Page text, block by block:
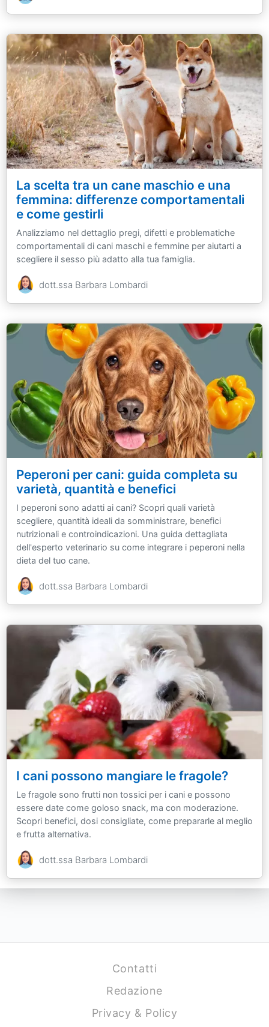
La scelta tra un cane maschio e una
femmina: differenze comportamentali
e come gestirli
Analizziamo nel dettaglio pregi, difetti e problematiche
comportamentali di cani maschi e femmine per aiutarti a
scegliere il sesso più adatto alla tua famiglia.
dott.ssa Barbara Lombardi
Peperoni per cani: guida completa su
varietà, quantità e benefici
I peperoni sono adatti ai cani? Scopri quali varietà
scegliere, quantità ideali da somministrare, benefici
nutrizionali e controindicazioni. Una guida dettagliata
dell'esperto veterinario su come integrare i peperoni nella
dieta del tuo cane.
dott.ssa Barbara Lombardi
I cani possono mangiare le fragole?
Le fragole sono frutti non tossici per i cani e possono
essere date come goloso snack, ma con moderazione.
Scopri benefici, dosi consigliate, come prepararle al meglio
e frutta alternativa.
dott.ssa Barbara Lombardi
Contatti
Redazione
Privacy & Policy